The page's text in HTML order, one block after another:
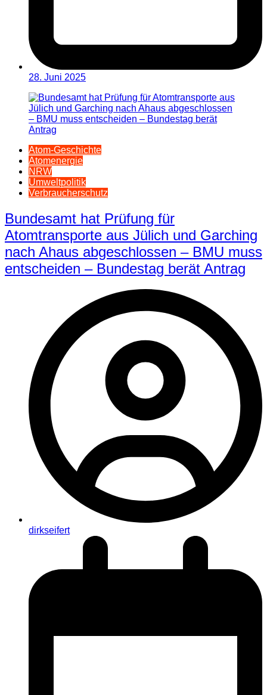
28. Juni 2025
Atom-Geschichte
Atomenergie
NRW
Umweltpolitik
Verbraucherschutz
Bundesamt hat Prüfung für
Atomtransporte aus Jülich und Garching
nach Ahaus abgeschlossen – BMU muss
entscheiden – Bundestag berät Antrag
dirkseifert